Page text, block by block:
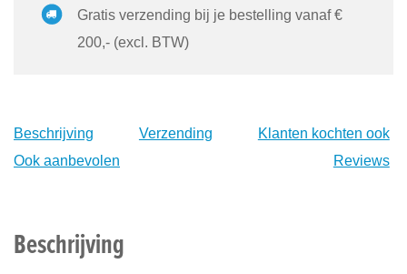
Gratis verzending bij je bestelling vanaf €
200,- (excl. BTW)
Beschrijving Verzending
Klanten kochten ook
Ook aanbevolen
Reviews
Beschrijving